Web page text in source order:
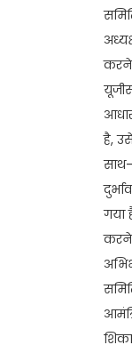
करने
है,
गया
करने